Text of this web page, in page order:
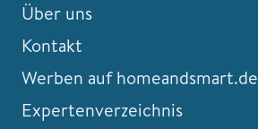
Über uns
Kontakt
Werben auf homeandsmart.de
Expertenverzeichnis